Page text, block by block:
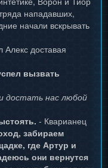
нападавших,
начали вскрывать
Алекс доставая
вызвать
достать нас любой
- Кварианец
забираем
где Артур и
они вернутся